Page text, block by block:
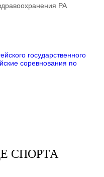
РА
СПОРТА